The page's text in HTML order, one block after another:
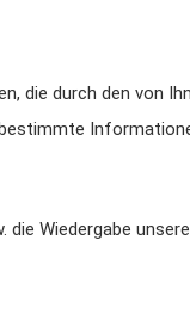
die durch den von
die Wiedergabe